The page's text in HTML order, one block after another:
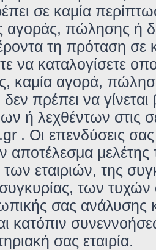
σε καμία
αγοράς, πώλησης ή
τη πρόταση σε
να καταλογίσετε
καμία αγορά,
πρέπει να
ή λεχθέντων στις
. Οι επενδύσεις
αποτέλεσμα μελέτης
των εταιριών, της
των
σας ανάλυσης
κατόπιν
σας εταιρία.